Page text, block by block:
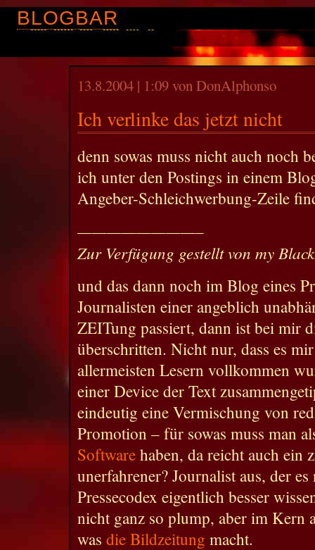
BLOGBAR
13.8.2004 | 1:09 von DonAlphonso
Ich verlinke das jetzt nicht
denn sowas muss nicht auch noch
ich unter den Postings in einem
Angeber-Schleichwerbung-Zeile
————————–
Zur Verfügung gestellt von my
und das dann noch im Blog eines
Journalisten einer angeblich
ZEITung passiert, dann ist bei mir
überschritten. Nicht nur, dass es
allermeisten Lesern vollkommen
einer Device der Text
eindeutig eine Vermischung von
Promotion – für sowas muss man
Software haben, da reicht auch ein
unerfahrener? Journalist aus, der
Pressecodex eigentlich besser
nicht ganz so plump, aber im Kern
was die Bildzeitung macht.